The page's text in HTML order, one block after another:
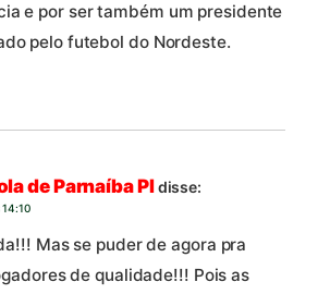
e por ser também um presidente
pelo futebol do Nordeste.
de Parnaíba PIdisse:
Mas se puder de agora pra
de qualidade!!! Pois as